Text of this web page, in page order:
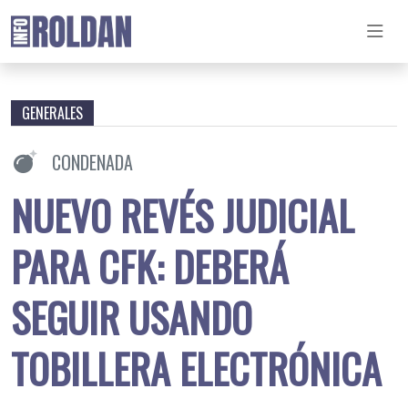
GENERALES
CONDENADA
NUEVO REVÉS JUDICIAL
PARA CFK: DEBERÁ
SEGUIR USANDO
TOBILLERA ELECTRÓNICA